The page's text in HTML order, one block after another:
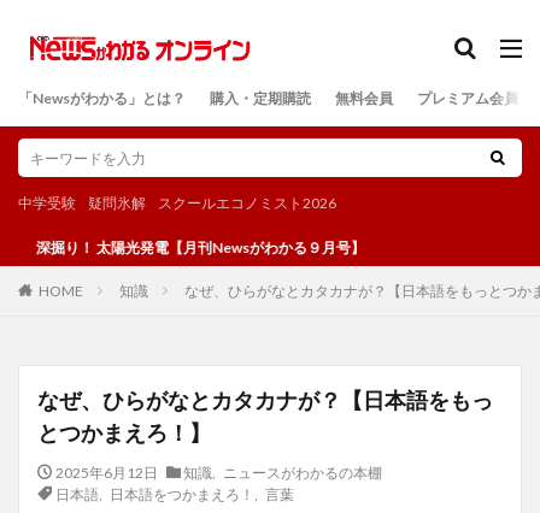
「Newsがわかる」とは？ 購入・定期購読 無料会員 プレミアム会員
中学受験 疑問氷解 スクールエコノミスト2026
！ 太陽光発電【月刊Newsがわかる９月号】
HOME 知識 なぜ、ひらがなとカタカナが？【日本語をもっとつか
なぜ、ひらがなとカタカナが？【日本語をもっ
とつかまえろ！】
2025年6月12日 知識
ニュースがわかるの本棚
日本語, 日本語をつかまえろ！ 言葉
検索